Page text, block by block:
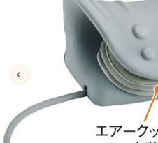
キッチン・雑貨・日用品
家具・収納
寝具・ベッド
カーテン・ラグ・ファブリック
美容・健康通販すべて
美容・健康・サプリメント
制服・スクール
制服・スクールすべて
制服・学生服
ジュニア・ティーンズ下着
大きいサイズ
大きいサイズ通販すべて
大きいサイズ レディース服
バーゲン
詳細検索
寝具・ベッド
カーテン・ラグ・ファブリック
美容・健康・サプリメント
制服・スクールすべて
制服・学生服
ジュニア・ティーンズ下着
大きいサイズ
大きいサイズ通販すべて
大きいサイズ レディース服
大きいサイズ レディース下着
バーゲンセール
シークレットセール
商品カテゴリ一覧